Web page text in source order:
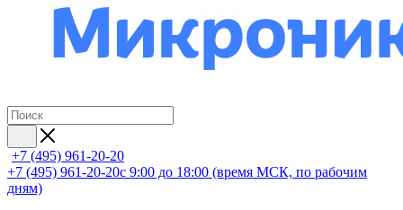
+7 (495) 961-20-20
+7 (495) 961-20-20с 9:00 до 18:00 (время МСК, по рабочим
дням)